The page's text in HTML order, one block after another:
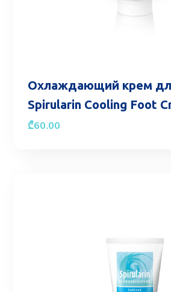
Охлаждающий крем
Spirularin Cooling Foot
₾60.00